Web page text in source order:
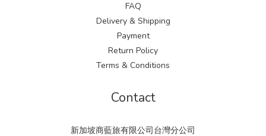
FAQ
Delivery & Shipping
Payment
Return Policy
Terms & Conditions
Contact
新加坡商藍旅有限公司台灣分公司